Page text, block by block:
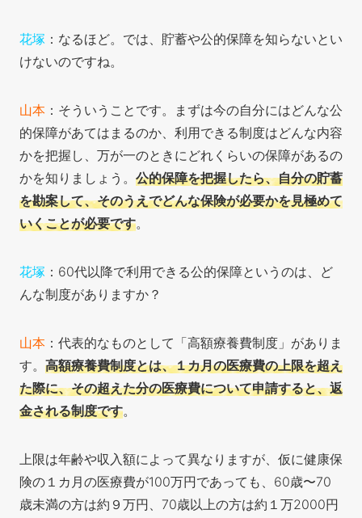
花塚 ：なるほど。では、貯蓄や公的保障を知らないとい
けないのですね。
山本 ：そういうことです。まずは今の自分にはどんな公
的保障があてはまるのか、利用できる制度はどんな内容
かを把握し、万が一のときにどれくらいの保障があるの
かを知りましょう。 公的保障を把握したら、自分の貯蓄
を勘案して、そのうえでどんな保険が必要かを見極めて
いくことが必要です。
花塚 ：60代以降で利用できる公的保障というのは、ど
んな制度がありますか？
山本 ：代表的なものとして「高額療養費制度」がありま
す。 高額療養費制度とは、１カ月の医療費の上限を超え
た際に、その超えた分の医療費について申請すると、返
金される制度です。
上限は年齢や収入額によって異なりますが、仮に健康保
険の１カ月の医療費が100万円であっても、60歳〜70
歳未満の方は約９万円、70歳以上の方は約１万2000円